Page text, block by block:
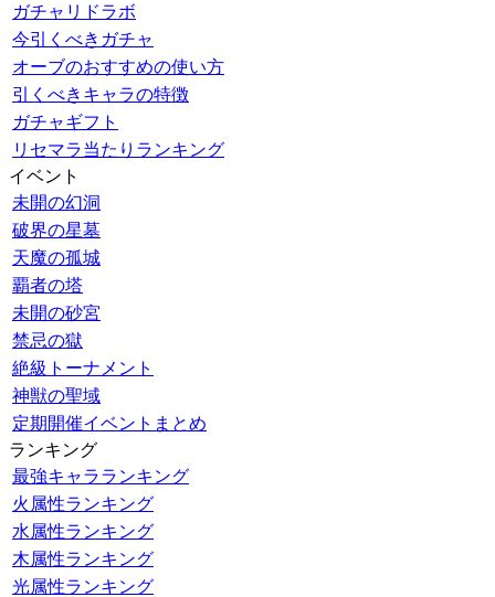
ガチャリドラボ
今引くべきガチャ
オーブのおすすめの使い方
引くべきキャラの特徴
ガチャギフト
リセマラ当たりランキング
イベント
未開の幻洞
破界の星墓
天魔の孤城
覇者の塔
未開の砂宮
禁忌の獄
絶級トーナメント
神獣の聖域
定期開催イベントまとめ
ランキング
最強キャラランキング
火属性ランキング
水属性ランキング
木属性ランキング
光属性ランキング